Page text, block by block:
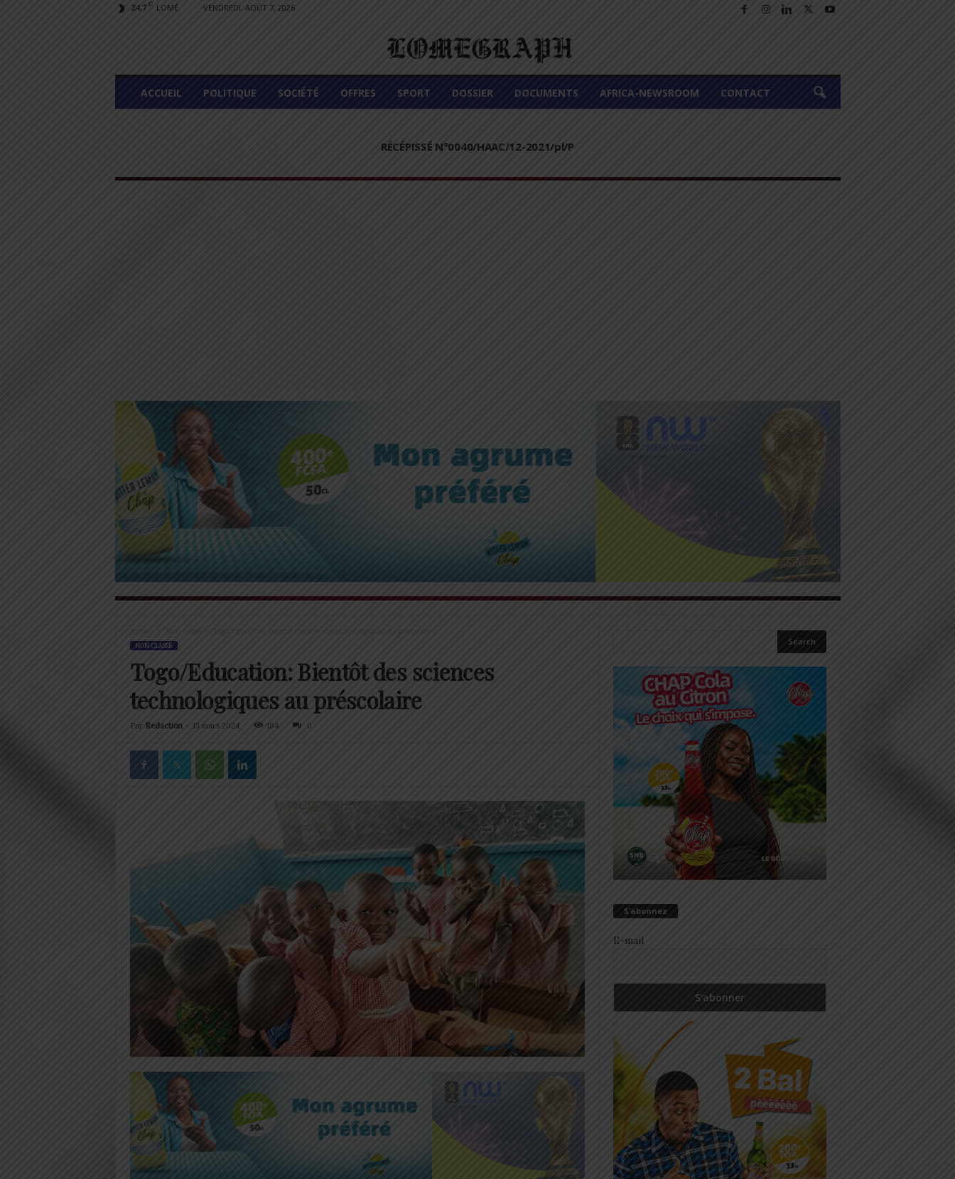
24.7 C LOMÉ VENDREDI, AOÛT 7, 2026
L
M
ACCUEIL POLITIQUE SOCIÉTÉ OFFRES SPORT DOSSIER DOCUMENTS AFRICA-NEWSROOM CONTACT
RÉCÉPISSÉ N°0040/HAAC/12-2021/pl/P
Accueil Togo/Education: Bientôt des sciences technologiques au préscolaire
NON CLASSÉ
Togo/Education: Bientôt des sciences
technologiques au préscolaire
Par Redaction- 13 mars 2024 184 0
S’abonnez
E-mail